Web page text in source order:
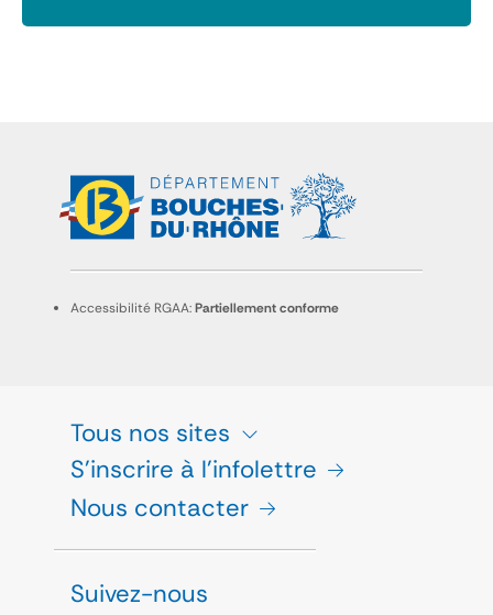
Accessibilité RGAA:Partiellement conforme
Tous nos sites
S'inscrire à l'infolettre
Nous contacter
Suivez-nous